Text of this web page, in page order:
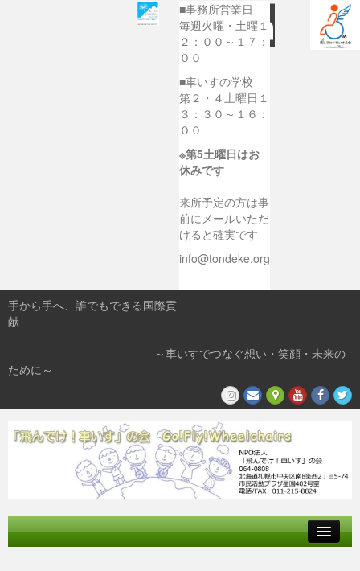
■事務所営業日
毎週火曜・土曜１
２：００～１７：
００
■車いすの学校
第２・４土曜日１
３：３０～１６：
００
※第5土曜日はお
休みです
来所予定の方は事
前にメールいただ
けると確実です
info@tondeke.org
手から手へ、誰でもできる国際貢
献
～車いすでつなぐ想い・笑顔・未来の
ために～